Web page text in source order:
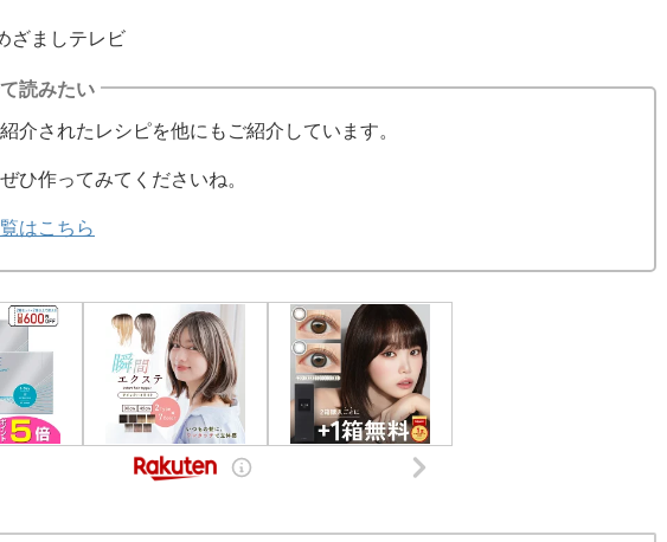
ざましテレビ
読みたい
介されたレシピを他にもご紹介しています。
ひ作ってみてくださいね。
はこちら